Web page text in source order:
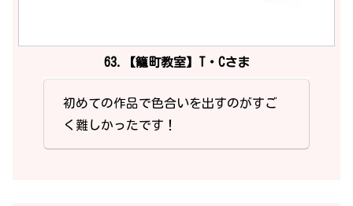
63.【籠町教室】T・Cさま
初めての作品で色合いを出すのがすご
く難しかったです！